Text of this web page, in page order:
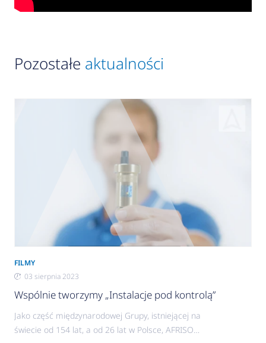
Pozostałe aktualności
FILMY
03 sierpnia 2023
Wspólnie tworzymy „Instalacje pod kontrolą”
Jako część międzynarodowej Grupy, istniejącej na
świecie od 154 lat, a od 26 lat w Polsce, AFRISO